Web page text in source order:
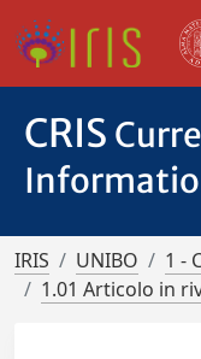
CRIS
IRIS UNIBO
1 -
1.01 Articolo in